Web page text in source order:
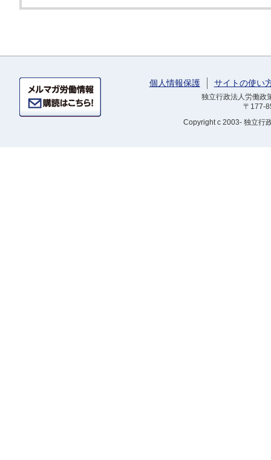
個人情報保護 サイトの使い
独立行政法人労働
〒177-
Copyrightc 2003- 独立行